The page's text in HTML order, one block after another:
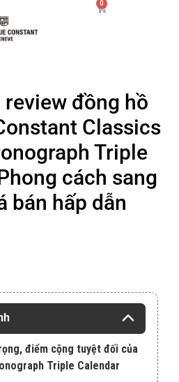
0
review đồng hồ
Classics
Triple
cách sang
bán hấp dẫn
điểm cộng tuyệt đối của
Triple Calendar